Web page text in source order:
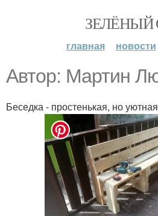
ЗЕЛЁНЫЙ
главная новости
Автор: Мартин
Беседка - простенькая, но